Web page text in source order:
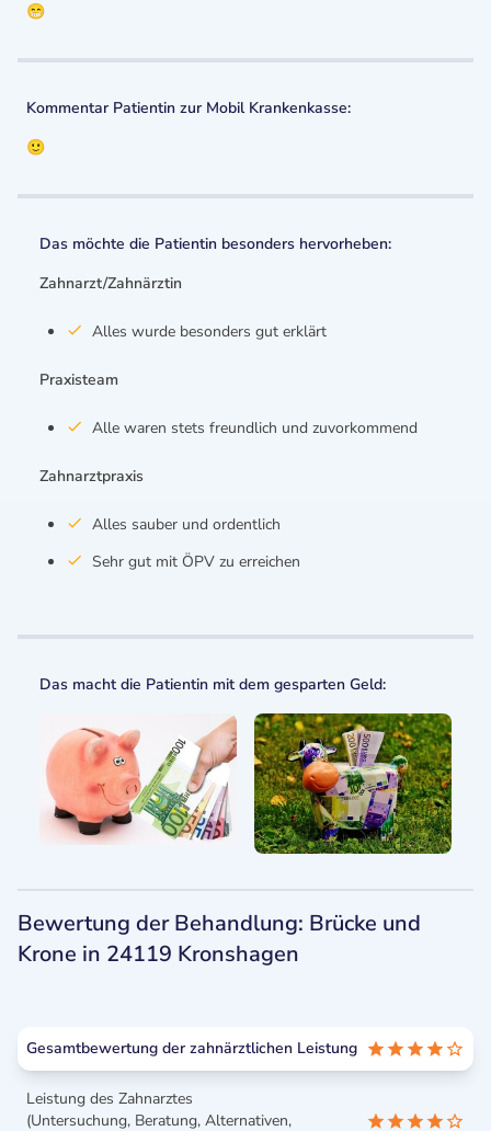
😁
Kommentar Patientin zur Mobil Krankenkasse:
🙂
Das möchte die Patientin besonders hervorheben:
Zahnarzt/Zahnärztin
Alles wurde besonders gut erklärt
Praxisteam
Alle waren stets freundlich und zuvorkommend
Zahnarztpraxis
Alles sauber und ordentlich
Sehr gut mit ÖPV zu erreichen
Das macht die Patientin mit dem gesparten Geld:
Bewertung der Behandlung: Brücke und
Krone in 24119 Kronshagen
Gesamtbewertung der zahnärztlichen Leistung
Leistung des Zahnarztes
(Untersuchung, Beratung, Alternativen,